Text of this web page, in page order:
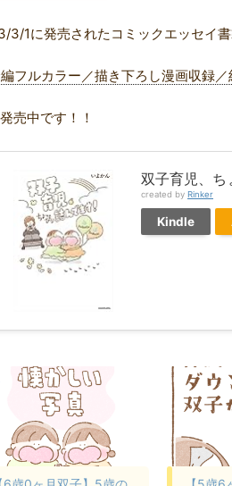
3/1に発売されたコミックエッセイ
フルカラー／描き下ろし漫画収録／
売中です！！
双子育児、ち
created by Rinker
Kindle